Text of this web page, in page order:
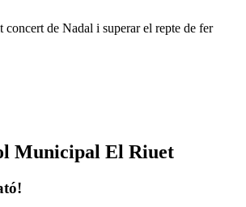
concert de Nadal i superar el repte de fer
Municipal El Riuet